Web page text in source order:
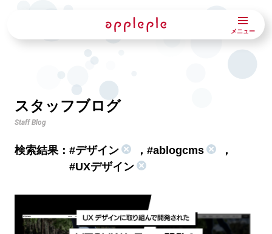
メニュー
スタッフブログ
Staff Blog
検索結果： #デザイン ， #ablogcms
，
#UXデザイン